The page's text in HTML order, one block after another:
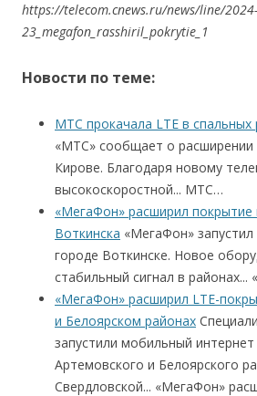
https://telecom.cnews.ru/news/line/
23_megafon_rasshiril_pokrytie_1
Новости по теме:
МТС прокачала LTE в спальных
«МТС» сообщает о расширении
Кирове. Благодаря новому
высокоскоростной... МТС…
«МегаФон» расширил покрытие
Воткинска «МегаФон»
городе Воткинске. Новое
стабильный сигнал в
«МегаФон» расширил LTE-
и Белоярском районах
запустили мобильный интернет
Артемовского и Белоярского
Свердловской... «МегаФон»